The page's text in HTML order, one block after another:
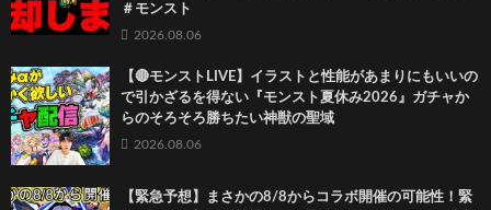
＃モンスト
2026.08.06
【🔴モンストLIVE】イラストと性能があまりにもいいの
で引かざるを得ない『モンスト夏休み2026』ガチャか
らのそろそろ勝ちたい神獣の聖域
2026.08.06
【緊急予想】まさかの8/8からコラボ開催の可能性！緊